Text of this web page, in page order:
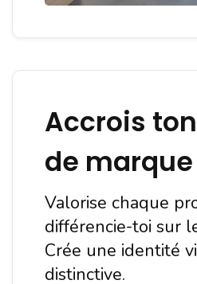
Accrois
de marque
Valorise chaque
différencie-toi sur
Crée une identité
distinctive.